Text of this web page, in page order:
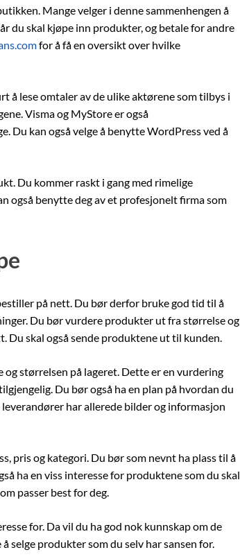
Mange velger i denne sammenhengen å
du skal kjøpe inn produkter, og betale for andre
for å få en oversikt over hvilke
lese omtaler av de ulike aktørene som tilbys i
Visma og MyStore er også
Du kan også velge å benytte WordPress ved å
Du kommer raskt i gang med rimelige
også benytte deg av et profesjonelt firma som
på nett. Du bør derfor bruke god tid til å
Du bør vurdere produkter ut fra størrelse og
Du skal også sende produktene ut til kunden.
størrelsen på lageret. Dette er en vurdering
Du bør også ha en plan på hvordan du
har allerede bilder og informasjon
pris og kategori. Du bør som nevnt ha plass til å
ha en viss interesse for produktene som du skal
passer best for deg.
for. Da vil du ha god nok kunnskap om de
produkter som du selv har sansen for.